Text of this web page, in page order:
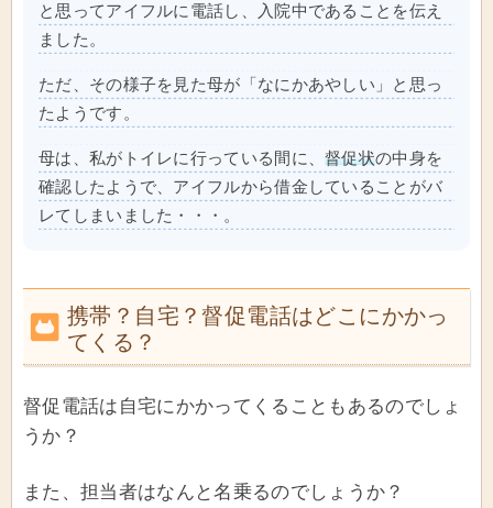
と思ってアイフルに電話し、入院中であることを伝え
ました。
ただ、その様子を見た母が「なにかあやしい」と思っ
たようです。
母は、私がトイレに行っている間に、督促状の中身を
確認したようで、アイフルから借金していることがバ
レてしまいました・・・。
携帯？自宅？督促電話はどこにかかっ
てくる？
督促電話は自宅にかかってくることもあるのでしょ
うか？
また、担当者はなんと名乗るのでしょうか？